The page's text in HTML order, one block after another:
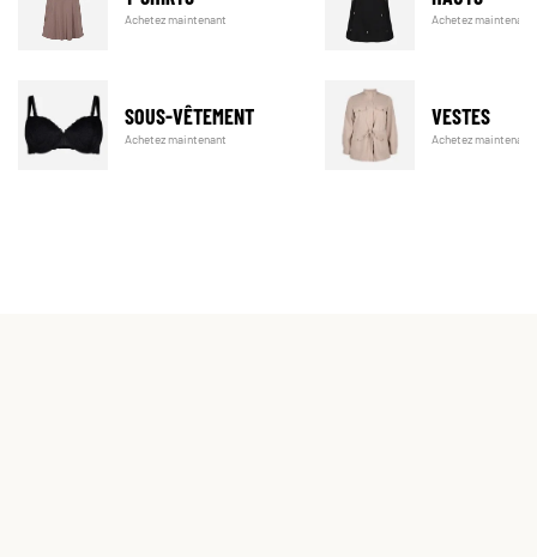
Achetez maintenant Achetez maintenant
SOUS-VÊTEMENT
Achetez maintenant
VESTES
Achetez maintenant